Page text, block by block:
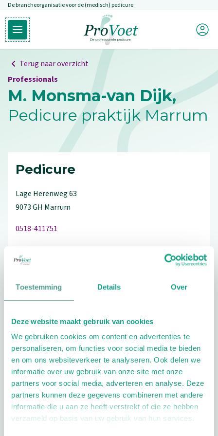
Toestemming Details Over
Deze website maakt gebruik van cookies
We gebruiken cookies om content en advertenties te
personaliseren, om functies voor social media te bieden
en om ons websiteverkeer te analyseren. Ook delen we
informatie over uw gebruik van onze site met onze
partners voor social media, adverteren en analyse. Deze
partners kunnen deze gegevens combineren met andere
informatie die u aan ze heeft verstrekt of die ze hebben
verzameld op basis van uw gebruik van hun services.
Overslaan en naar de inhoud gaan
De brancheorganisatie voor de (medisch) pedicure
Open hoofdmenu
Ga naar de homepagina
Mijn
Terug naar overzicht
Professionals
M. Monsma-van Dijk,
Pedicure praktijk Marrum
Pedicure
Lage Herenweg63
9073 GH Marrum
0518-411751
Extra opties
Openingstijden